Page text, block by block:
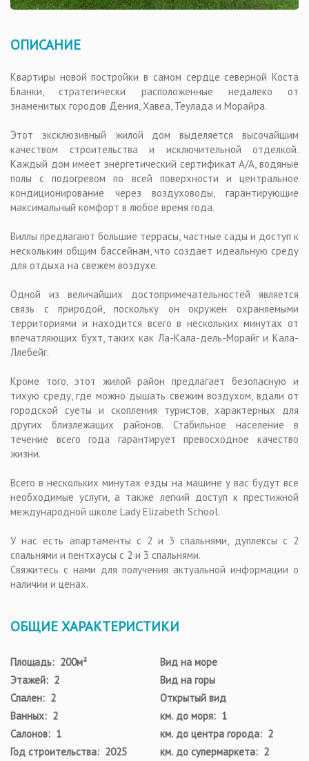
ОПИСАНИЕ
Квартиры новой постройки в самом сердце северной Коста
Бланки, стратегически расположенные недалеко от
знаменитых городов Дения, Хавеа, Теулада и Морайра.
Этот эксклюзивный жилой дом выделяется высочайшим
качеством строительства и исключительной отделкой.
Каждый дом имеет энергетический сертификат A/A, водяные
полы с подогревом по всей поверхности и центральное
кондиционирование через воздуховоды, гарантирующие
максимальный комфорт в любое время года.
Виллы предлагают большие террасы, частные сады и доступ к
нескольким общим бассейнам, что создает идеальную среду
для отдыха на свежем воздухе.
Одной из величайших достопримечательностей является
связь с природой, поскольку он окружен охраняемыми
территориями и находится всего в нескольких минутах от
впечатляющих бухт, таких как Ла-Кала-дель-Морайг и Кала-
Ллебейг.
Кроме того, этот жилой район предлагает безопасную и
тихую среду, где можно дышать свежим воздухом, вдали от
городской суеты и скопления туристов, характерных для
других близлежащих районов. Стабильное население в
течение всего года гарантирует превосходное качество
жизни.
Всего в нескольких минутах езды на машине у вас будут все
необходимые услуги, а также легкий доступ к престижной
международной школе Lady Elizabeth School.
У нас есть апартаменты с 2 и 3 спальнями, дуплексы с 2
спальнями и пентхаусы с 2 и 3 спальнями.
Свяжитесь с нами для получения актуальной информации о
наличии и ценах.
ОБЩИЕ ХАРАКТЕРИСТИКИ
Площадь: 200м²
Этажей: 2
Спален: 2
Ванных: 2
Салонов: 1
Год строительства: 2025
Вид на море
Вид на горы
Открытый вид
км. до моря: 1
км. до центра города: 2
км. до супермаркета: 2